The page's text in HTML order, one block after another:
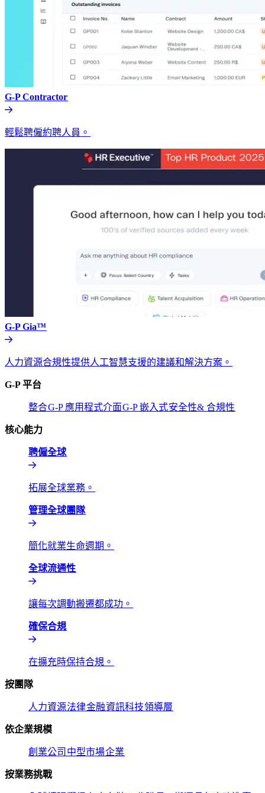
G-P Contractor​​
輕鬆聘僱約聘人員。​​
G-P Gia™​​
人力資源合規性提供人工智慧支援的建議和解決方案。​​
G-P 平台​​
整合​​G-P 應用程式介面​​G-P 嵌入式​​安全性& 合規性​​
核心能力​​
聘僱全球​​
拓展全球業務。​​
管理全球團隊​​
簡化就業生命週期。​​
全球流通性​​
讓每次調動搬遷都成功。​​
確保合規​​
在擴充時保持合規。​​
按團隊​​
人力資源​​法律​​金融​​資訊科技​​領導層​​
依企業規模​​
創業公司​​ 中型市場​​企業​​
按業務挑戰​​